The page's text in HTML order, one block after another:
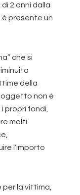
2 anni dalla
è presente un
che si
della
non è
propri fondi,
molti
l’importo
la vittima,